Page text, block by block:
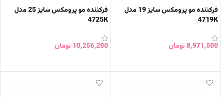
فرکننده مو پرومکس سایز 19 مدل
4719K
8,971,500تومان
فرکننده مو پرومکس سایز 25 مدل
4725K
10,256,200 تومان